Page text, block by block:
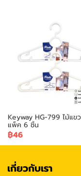
Keyway HG-799 ไม้แข
แพ็ค 6 ชิ้น
฿46
เกี่ยวกับเรา